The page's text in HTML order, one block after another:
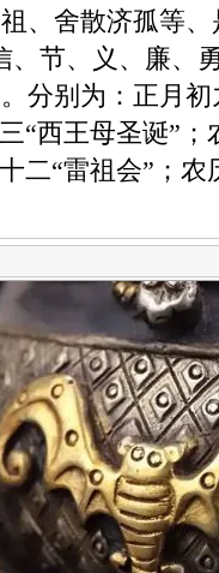
、舍散济孤等
、节、义、廉、
分别为：正月
“西王母圣诞”
二“雷祖会”；